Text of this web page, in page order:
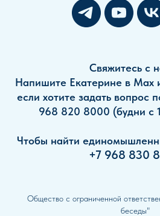
Свяжитесь с
Напишите Екатерине в
если хотите задать вопрос
968 820 8000 (будни с
Чтобы найти
+7 968 830
Общество с ограниченной
беседы"